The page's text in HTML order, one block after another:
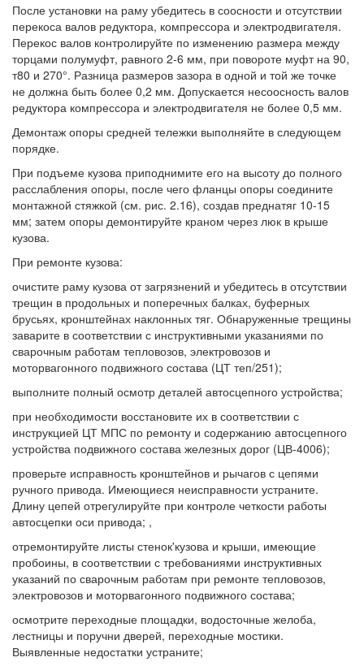
После установки на раму убедитесь в соосности и отсутствии
перекоса валов редуктора, компрессора и электродвигателя.
Перекос валов контролируйте по изменению размера между
торцами полумуфт, равного 2-6 мм, при повороте муфт на 90,
т80 и 270°. Разница размеров зазора в одной и той же точке
не должна быть более 0,2 мм. Допускается несоосность валов
редуктора компрессора и электродвигателя не более 0,5 мм.
Демонтаж опоры средней тележки выполняйте в следующем
порядке.
При подъеме кузова приподнимите его на высоту до полного
расслабления опоры, после чего фланцы опоры соедините
монтажной стяжкой (см. рис. 2.16), создав преднатяг 10-15
мм; затем опоры демонтируйте краном через люк в крыше
кузова.
При ремонте кузова:
очистите раму кузова от загрязнений и убедитесь в отсутствии
трещин в продольных и поперечных балках, буферных
брусьях, кронштейнах наклонных тяг. Обнаруженные трещины
заварите в соответствии с инструктивными указаниями по
сварочным работам тепловозов, электровозов и
моторвагонного подвижного состава (ЦТ теп/251);
выполните полный осмотр деталей автосцепного устройства;
при необходимости восстановите их в соответствии с
инструкцией ЦТ МПС по ремонту и содержанию автосцепного
устройства подвижного состава железных дорог (ЦВ-4006);
проверьте исправность кронштейнов и рычагов с цепями
ручного привода. Имеющиеся неисправности устраните.
Длину цепей отрегулируйте при контроле четкости работы
автосцепки оси привода; ,
отремонтируйте листы стенок'кузова и крыши, имеющие
пробоины, в соответствии с требованиями инструктивных
указаний по сварочным работам при ремонте тепловозов,
электровозов и моторвагонного подвижного состава;
осмотрите переходные площадки, водосточные желоба,
лестницы и поручни дверей, переходные мостики.
Выявленные недостатки устраните;